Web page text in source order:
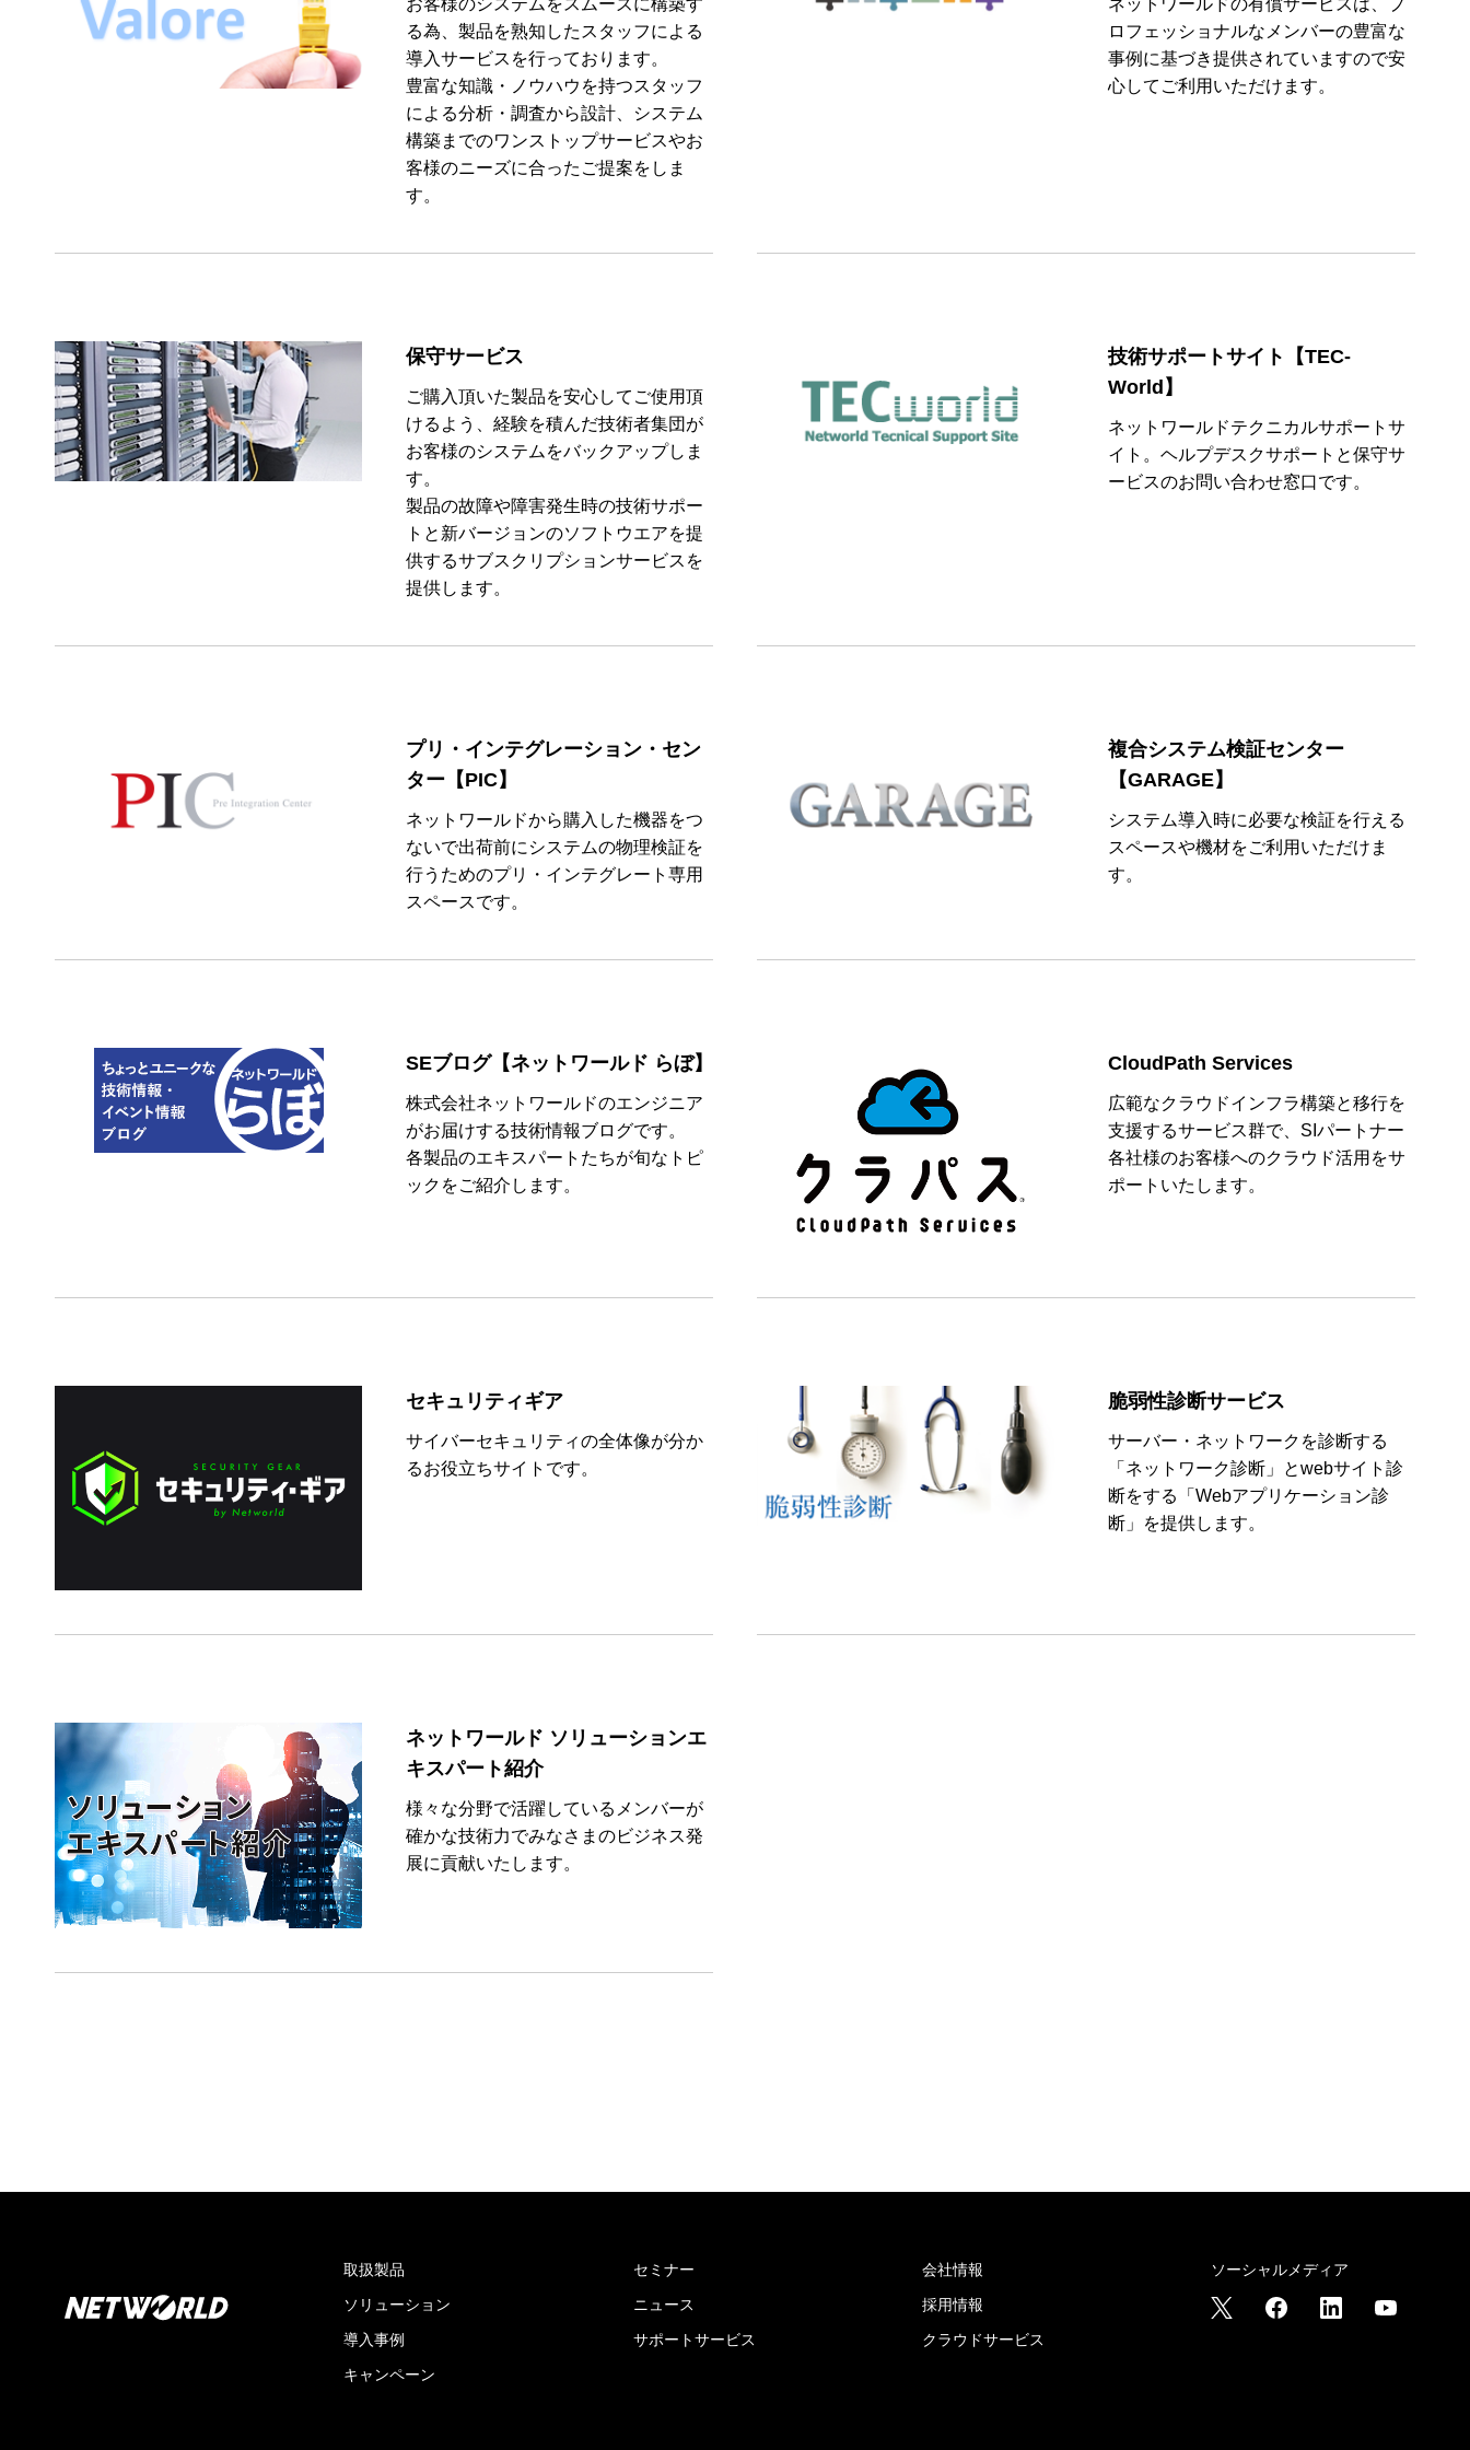
お客様のシステムをスムーズに構築す
る為、製品を熟知したスタッフによる
導入サービスを行っております。
豊富な知識・ノウハウを持つスタッフ
による分析・調査から設計、システム
構築までのワンストップサービスやお
客様のニーズに合ったご提案をしま
す。
ネットワールドの有償サービスは、プ
ロフェッショナルなメンバーの豊富な
事例に基づき提供されていますので安
心してご利用いただけます。
保守サービス
ご購入頂いた製品を安心してご使用頂
けるよう、経験を積んだ技術者集団が
お客様のシステムをバックアップしま
す。
製品の故障や障害発生時の技術サポー
トと新バージョンのソフトウエアを提
供するサブスクリプションサービスを
提供します。
技術サポートサイト【TEC-
World】
ネットワールドテクニカルサポートサ
イト。ヘルプデスクサポートと保守サ
ービスのお問い合わせ窓口です。
プリ・インテグレーション・セン
ター【PIC】
ネットワールドから購入した機器をつ
ないで出荷前にシステムの物理検証を
行うためのプリ・インテグレート専用
スペースです。
複合システム検証センター
【GARAGE】
システム導入時に必要な検証を行える
スペースや機材をご利用いただけま
す。
SEブログ【ネットワールド らぼ】
株式会社ネットワールドのエンジニア
がお届けする技術情報ブログです。
各製品のエキスパートたちが旬なトピ
ックをご紹介します。
CloudPath Services
広範なクラウドインフラ構築と移行を
支援するサービス群で、SIパートナー
各社様のお客様へのクラウド活用をサ
ポートいたします。
セキュリティギア
サイバーセキュリティの全体像が分か
るお役立ちサイトです。
脆弱性診断サービス
サーバー・ネットワークを診断する
「ネットワーク診断」とwebサイト診
断をする「Webアプリケーション診
断」を提供します。
ネットワールド ソリューションエ
キスパート紹介
様々な分野で活躍しているメンバーが
確かな技術力でみなさまのビジネス発
展に貢献いたします。
取扱製品
ソリューション
導入事例
キャンペーン
セミナー
ニュース
サポートサービス
会社情報
採用情報
クラウドサービス
ソーシャルメディア